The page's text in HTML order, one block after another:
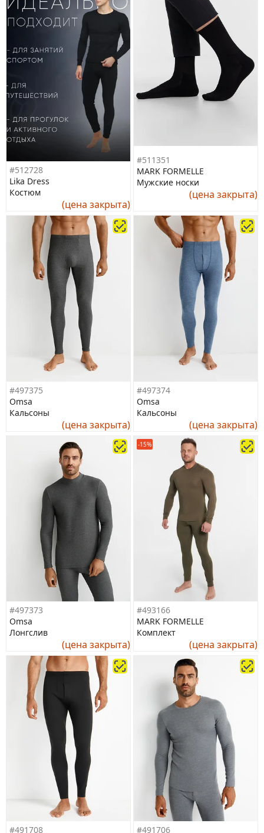
#512728
Lika Dress
Костюм
(цена закрыта)
#511351
MARK FORMELLE
Мужские носки
(цена закрыта)
#497375
Omsa
Кальсоны
(цена закрыта)
#497374
Omsa
Кальсоны
(цена закрыта)
#497373
Omsa
Лонгслив
(цена закрыта)
-15%
#493166
MARK FORMELLE
Комплект
(цена закрыта)
#491708 #491706